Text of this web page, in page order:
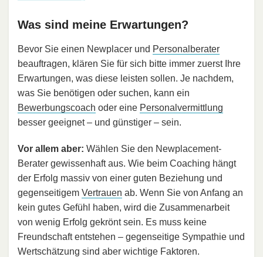
Was sind meine Erwartungen?
Bevor Sie einen Newplacer und Personalberater
beauftragen, klären Sie für sich bitte immer zuerst Ihre
Erwartungen, was diese leisten sollen. Je nachdem,
was Sie benötigen oder suchen, kann ein
Bewerbungscoach oder eine Personalvermittlung
besser geeignet – und günstiger – sein.
Vor allem aber: Wählen Sie den Newplacement-
Berater gewissenhaft aus. Wie beim Coaching hängt
der Erfolg massiv von einer guten Beziehung und
gegenseitigem Vertrauen ab. Wenn Sie von Anfang an
kein gutes Gefühl haben, wird die Zusammenarbeit
von wenig Erfolg gekrönt sein. Es muss keine
Freundschaft entstehen – gegenseitige Sympathie und
Wertschätzung sind aber wichtige Faktoren.